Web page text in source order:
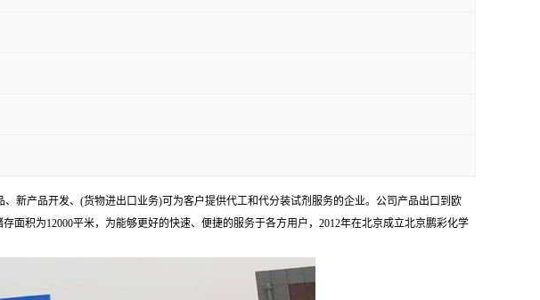
新产品开发、(货物进出口业务)可为客户提供代工和代分装试剂服务的企业。公司产品出口到欧
面积为12000平米，为能够更好的快速、便捷的服务于各方用户，2012年在北京成立北京鹏彩化学